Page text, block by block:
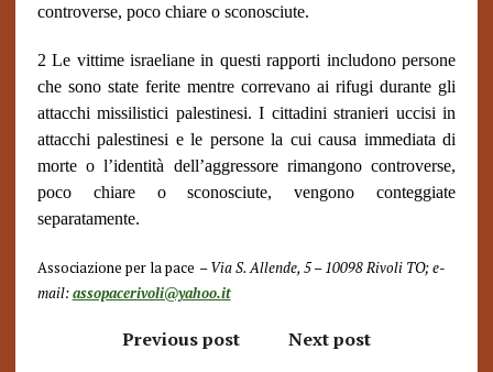
controverse, poco chiare o sconosciute.
2 Le vittime israeliane in questi rapporti includono persone
che sono state ferite mentre correvano ai rifugi durante gli
attacchi missilistici palestinesi. I cittadini stranieri uccisi in
attacchi palestinesi e le persone la cui causa immediata di
morte o l’identità dell’aggressore rimangono controverse,
poco chiare o sconosciute, vengono conteggiate
separatamente.
Associazione per la pace – Via S. Allende, 5 – 10098 Rivoli TO; e-
mail:assopacerivoli@yahoo.it
Previous post Next post